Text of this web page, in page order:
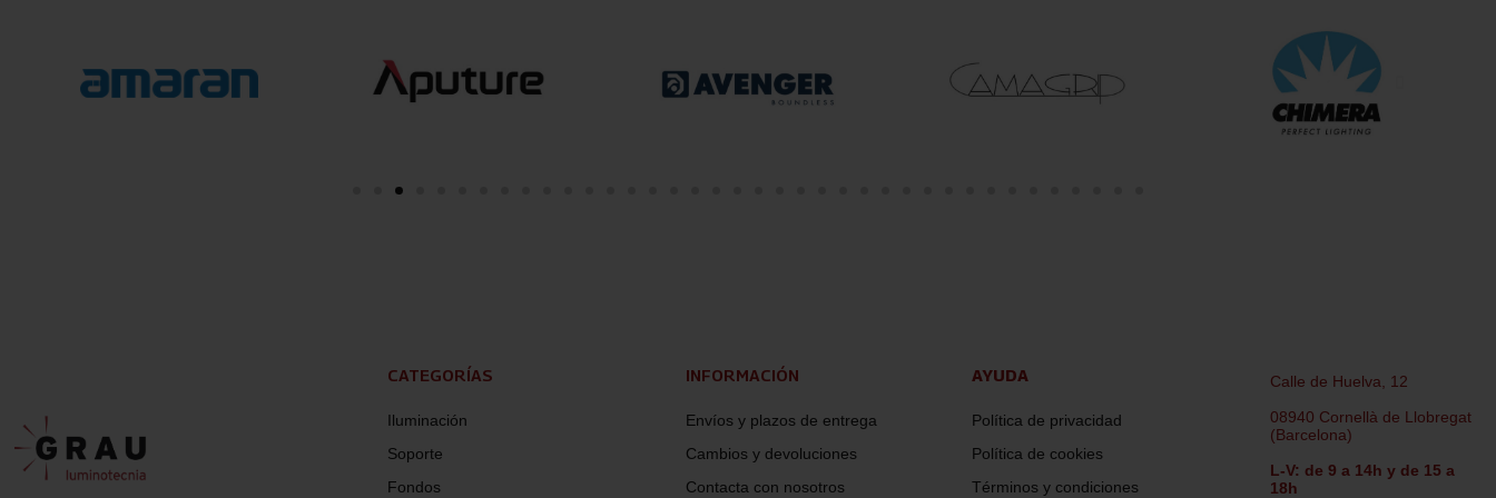
CATEGORÍAS
Iluminación
Soporte
Fondos
INFORMACIÓN
Envíos y plazos de entrega
Cambios y devoluciones
Contacta con nosotros
AYUDA
Política de privacidad
Política de cookies
Términos y condiciones
Calle de Huelva, 12
08940 Cornellà de Llobregat
(Barcelona)
L-V: de 9 a 14h y de 15 a
18h